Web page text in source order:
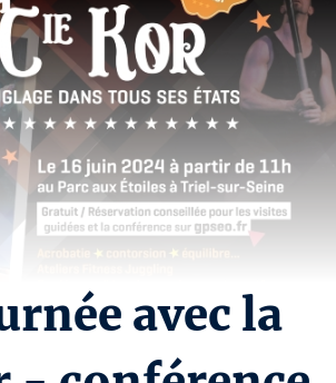
avec la